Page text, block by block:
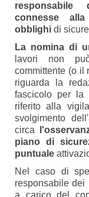
connesse
obblighi di
La nomina di
lavori non
committente (o il
riguarda la
fascicolo per la
riferito alla
svolgimento
circa
piano di
puntuale
Nel caso di
responsabile dei
a carico del